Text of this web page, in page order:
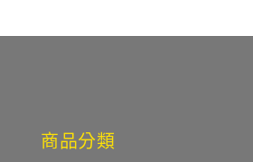
商品分類